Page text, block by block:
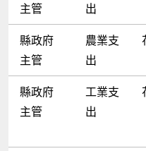
主管
出
縣政府
主管
農業支
出
縣政府
主管
工業支
出